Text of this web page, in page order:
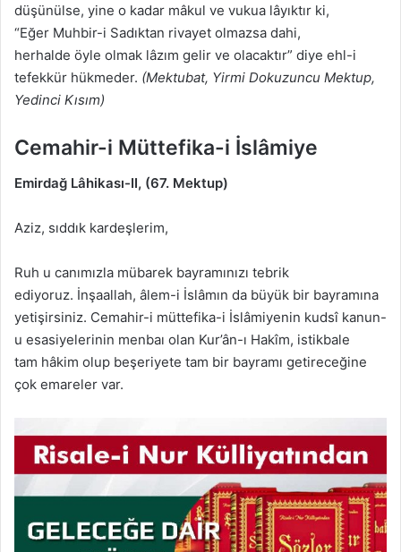
düşünülse, yine o kadar mâkul ve vukua lâyıktır ki,
“Eğer Muhbir-i Sadıktan rivayet olmazsa dahi,
herhalde öyle olmak lâzım gelir ve olacaktır” diye ehl-i
tefekkür hükmeder. (Mektubat, Yirmi Dokuzuncu Mektup,
Yedinci Kısım)
Cemahir-i Müttefika-i İslâmiye
Emirdağ Lâhikası-II, (67. Mektup)
Aziz, sıddık kardeşlerim,
Ruh u canımızla mübarek bayramınızı tebrik
ediyoruz. İnşaallah, âlem-i İslâmın da büyük bir bayramına
yetişirsiniz. Cemahir-i müttefika-i İslâmiyenin kudsî kanun-
u esasiyelerinin menbaı olan Kur’ân-ı Hakîm, istikbale
tam hâkim olup beşeriyete tam bir bayramı getireceğine
çok emareler var.